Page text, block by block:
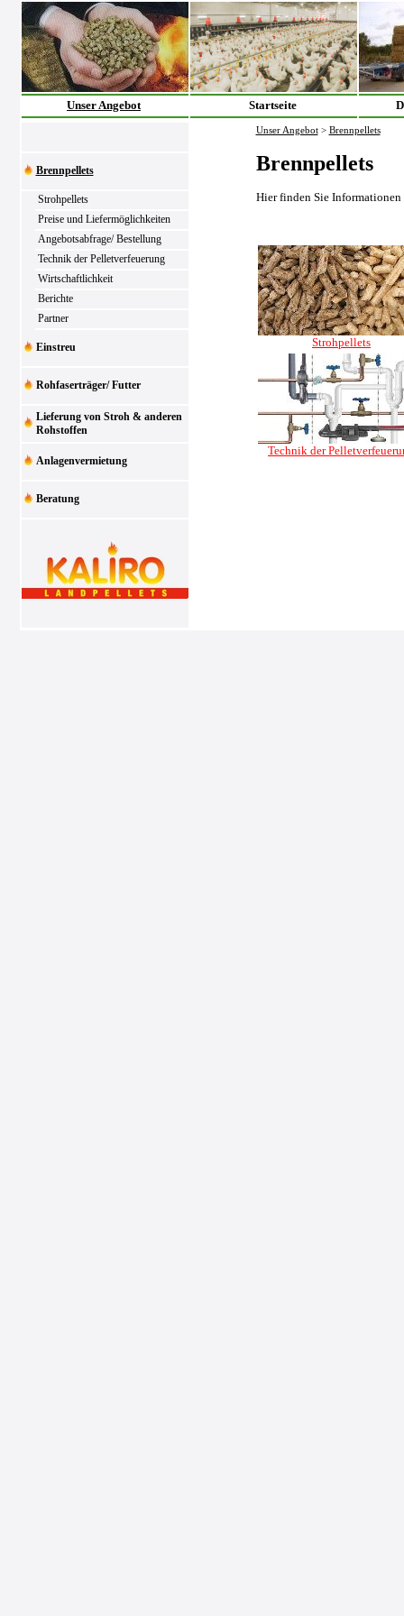
Unser Angebot Startseite
Brennpellets
Strohpellets
Preise und Liefermöglichkeiten
Angebotsabfrage/ Bestellung
Technik der Pelletverfeuerung
Wirtschaftlichkeit
Berichte
Partner
Einstreu
Rohfaserträger/ Futter
Lieferung von Stroh & anderen
Rohstoffen
Anlagenvermietung
Beratung
Unser Angebot > Brennpellets
Brennpellets
Hier finden Sie Informationen
Strohpellets
Technik der